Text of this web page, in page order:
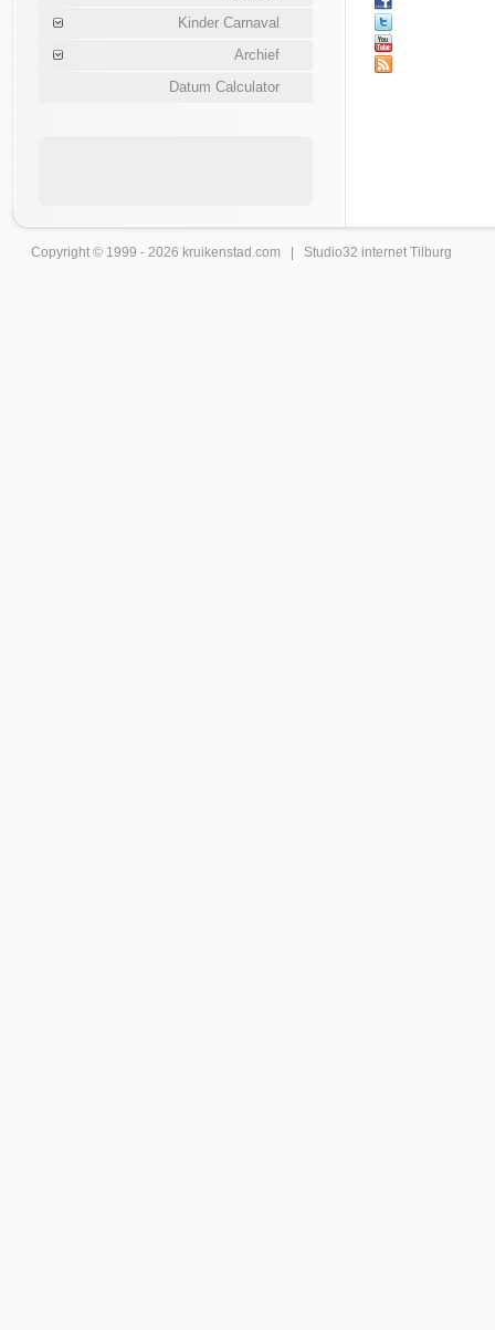
Kinder Carnaval
Archief
Datum Calculator
Copyright © 1999 - 2026 kruikenstad .com | Studio32 internet Tilburg